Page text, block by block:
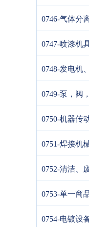
0746-气体分
0747-喷漆机
0748-发电机
0749-泵，阀
0750-机器传
0751-焊接机
0752-清洁、
0753-单一商
0754-电镀设